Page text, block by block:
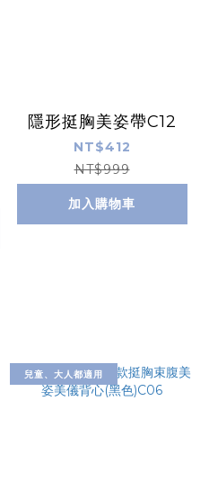
隱形挺胸美姿帶C12
NT$412
NT$999
加入購物車
兒童、大人都適用